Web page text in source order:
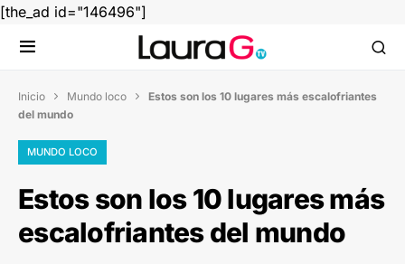
[the_ad id="146496"]
Inicio  Mundo loco  Estos son los 10 lugares más escalofriantes
del mundo
MUNDO LOCO
Estos son los 10 lugares más
escalofriantes del mundo